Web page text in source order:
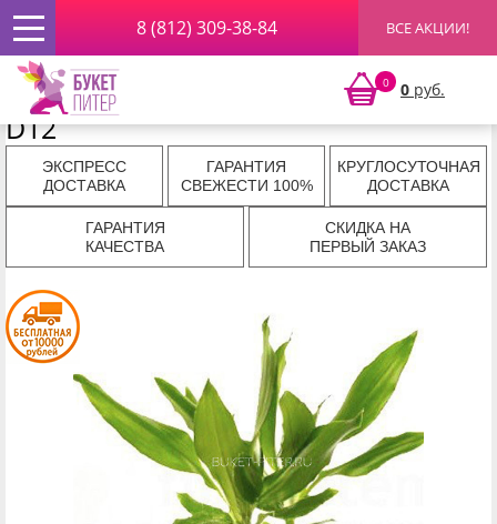
ВСЕ АКЦИИ!
8 (812) 309-38-84
0 0 руб.
Главная Комнатные растения
Стеуднери 1 ст D12
Драцена Фрагранс Стеуднери 1 ст
D12
ЭКСПРЕСС
ДОСТАВКА
ГАРАНТИЯ
СВЕЖЕСТИ 100%
КРУГЛОСУТОЧНАЯ
ДОСТАВКА
ГАРАНТИЯ
КАЧЕСТВА
СКИДКА НА
ПЕРВЫЙ ЗАКАЗ